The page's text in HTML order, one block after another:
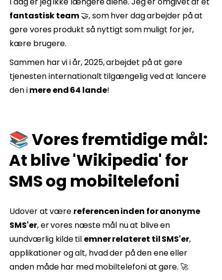
fantastisk team🤝, som hver dag arbejder på at
gøre vores produkt så nyttigt som muligt for jer,
kære brugere.
Sammen har vi i år, 2025, arbejdet på at gøre
tjenesten internationalt tilgængelig ved at lancere
den imere end 64 lande!
📚 Vores fremtidige mål:
At blive 'Wikipedia' for
SMS og mobiltelefoni
Udover at være referencen inden for anonyme
SMS'er, er vores næste mål nu at blive en
uundværlig kilde til emner relateret til SMS'er,
applikationer og alt, hvad der på den ene eller
anden måde har med mobiltelefoni at gøre. 🚀